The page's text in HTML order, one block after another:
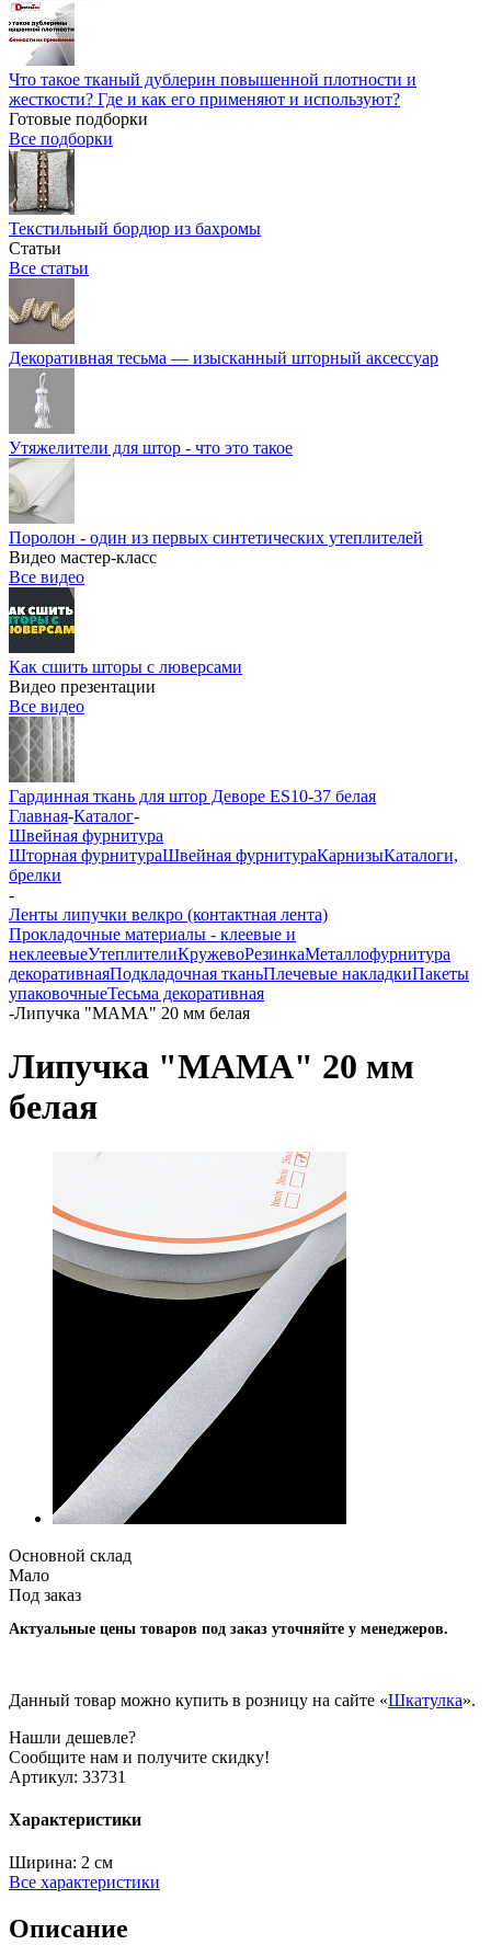
Что такое тканый дублерин повышенной плотности и
жесткости? Где и как его применяют и используют?
Готовые подборки
Все подборки
Текстильный бордюр из бахромы
Статьи
Все статьи
Декоративная тесьма — изысканный шторный аксессуар
Утяжелители для штор - что это такое
Поролон - один из первых синтетических утеплителей
Видео мастер-класс
Все видео
Как сшить шторы с люверсами
Видео презентации
Все видео
Гардинная ткань для штор Деворе ES10-37 белая
Главная-Каталог-
Швейная фурнитура
Шторная фурнитураШвейная фурнитураКарнизыКаталоги,
брелки
-
Ленты липучки велкро (контактная лента)
Прокладочные материалы - клеевые и
неклеевыеУтеплителиКружевоРезинкаМеталлофурнитура
декоративнаяПодкладочная тканьПлечевые накладкиПакеты
упаковочныеТесьма декоративная
-Липучка "МАМА" 20 мм белая
Липучка "МАМА" 20 мм
белая
Основной склад
Мало
Под заказ
Актуальные цены товаров под заказ уточняйте у менеджеров.
Данный товар можно купить в розницу на сайте «Шкатулка».
Нашли дешевле?
Сообщите нам и получите скидку!
Артикул: 33731
Характеристики
Ширина: 2 см
Все характеристики
Описание